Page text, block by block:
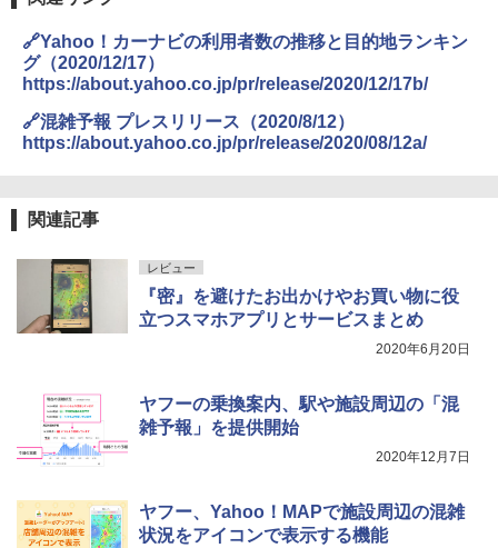
🔗Yahoo！カーナビの利用者数の推移と目的地ランキン
グ（2020/12/17）
https://about.yahoo.co.jp/pr/release/2020/12/17b/
🔗混雑予報 プレスリリース（2020/8/12）
https://about.yahoo.co.jp/pr/release/2020/08/12a/
関連記事
レビュー
『密』を避けたお出かけやお買い物に役
立つスマホアプリとサービスまとめ
2020年6月20日
ヤフーの乗換案内、駅や施設周辺の「混
雑予報」を提供開始
2020年12月7日
ヤフー、Yahoo！MAPで施設周辺の混雑
状況をアイコンで表示する機能